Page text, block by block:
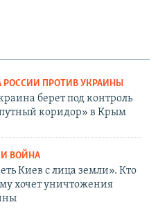
РОССИИ ПРОТИВ УКРАИНЫ
берет под контроль
коридор» в Крым
ВОЙНА
Киев с лица земли». Кто
хочет уничтожения